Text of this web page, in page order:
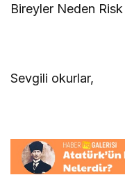
Bireyler Neden Risk
Sevgili okurlar,